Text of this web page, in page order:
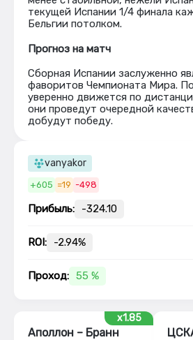
текущей Испании 1/4 финала
Бельгии потолком.
Прогноз на матч
Сборная Испании заслуженно
фаворитов Чемпионата Мира.
уверенно движется по
они проведут очередной
добудут победу.
vanyakor
+605 =19 -498
Прибыль: -324.10
ROI: -2.94%
Проход: 55 %
x1.85
Аполлон – Бранн